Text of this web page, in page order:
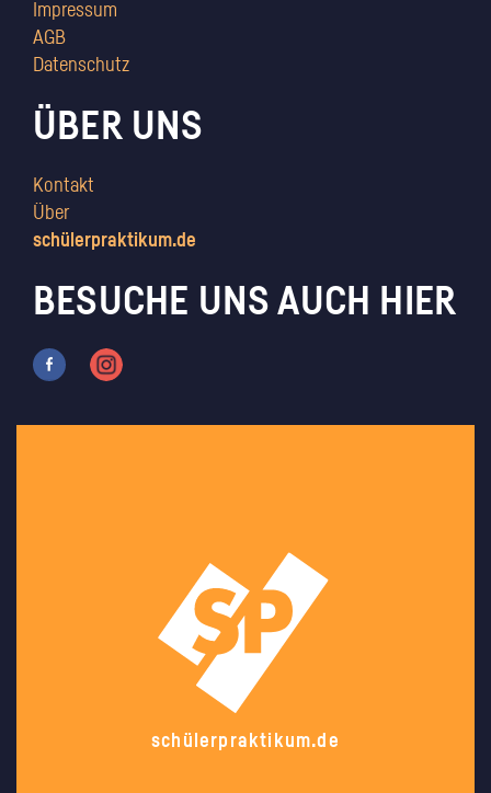
Impressum
AGB
Datenschutz
ÜBER UNS
Kontakt
Über
schülerpraktikum.de
BESUCHE UNS AUCH HIER
schülerpraktikum.de